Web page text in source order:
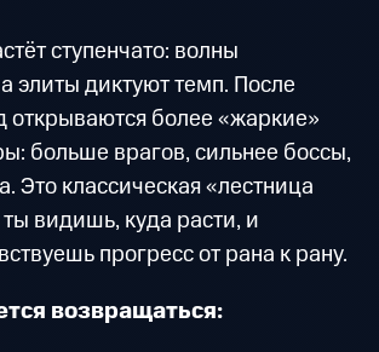
ступенчато: волны
элиты диктуют темп. После
открываются более «жаркие»
больше врагов, сильнее боссы,
Это классическая «лестница
видишь, куда расти, и
прогресс от ранa к рану.
возвращаться: